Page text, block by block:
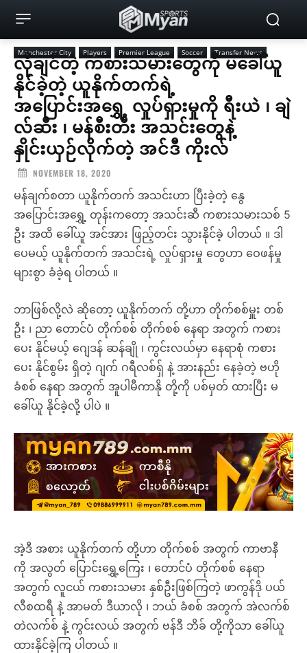
Manchester City Players Premier League Soccer Transfer News
လိုချင်တဲ့ ကစားသမားတွေကို မခေါ်ယူ
နိုင်ခဲ့တဲ့ ယူနိုက်တက်ရဲ့
အပြောင်းအရွှေ့ လှုပ်ရှားမှုကို ရီးယဲ ၊ ချဲ
လ်ဆီး ၊ မန်စီးတီး အသင်းတွေနဲ့
နှိုင်းယှဉ်လိုက်တဲ့ အင်ဒီ ကိုးလ်
NOVEMBER 18, 2020
မန်ချက်စတာ ယူနိုက်တက် အသင်းဟာ ပြီးခဲ့တဲ့ နွေ
အပြောင်းအရွှေ့ တုန်းကတော့ အသင်းဆီ ကစားသမားသစ် 5
ဦး အထိ ခေါ်ယူ အင်အား ဖြည့်တင်း သွားနိုင်ခဲ့ ပါတယ် ။ ဒါ
ပေမယ့် ယူနိုက်တက် အသင်းရဲ့ လှုပ်ရှားမှု တွေဟာ ဝေဖန်မှု
များစွာ ခံခဲ့ရ ပါတယ် ။
ဘာဖြစ်လို့လဲ ဆိုတော့ ယူနိုက်တက် တို့ဟာ တိုက်စစ်မှူး တစ်
ဦး ၊ ညာ တောင်ပံ တိုက်စစ် တိုက်စစ် နေရာ အတွက် ကစား
ပေး နိုင်မယ့် ဂျေဒန် ဆန်ချို ၊ ကွင်းလယ်မှာ နေရာစုံ ကစား
ပေး နိုင်စွမ်း ရှိတဲ့ ဂျက် ဂရီလစ်ရှ် နဲ့ အားနည်း နေခဲ့တဲ့ ဗဟို
ခံစစ် နေရာ အတွက် အူပါမီကာနို တို့ကို ပစ်မှတ် ထားပြီး မ
ခေါ်ယူ နိုင်ခဲ့လို့ ပါပဲ ။
အဲ့ဒီ အစား ယူနိုက်တက် တို့ဟာ တိုက်စစ် အတွက် ကာဗာနီ
ကို အလွတ် ပြောင်းရွှေ့ကြေး ၊ တောင်ပံ တိုက်စစ် နေရာ
အတွက် လူငယ် ကစားသမား နှစ်ဦးဖြစ်ကြတဲ့ ဖာကွန်ဒို ပယ်
လီစထရီ နဲ့ အာမတ် ဒီယာလို ၊ ဘယ် ခံစစ် အတွက် အဲလက်စ်
တဲလက်စ် နဲ့ ကွင်းလယ် အတွက် ဗန်ဒီ ဘိခ် တို့ကိုသာ ခေါ်ယူ
ထားနိုင်ခဲ့ကြ ပါတယ် ။